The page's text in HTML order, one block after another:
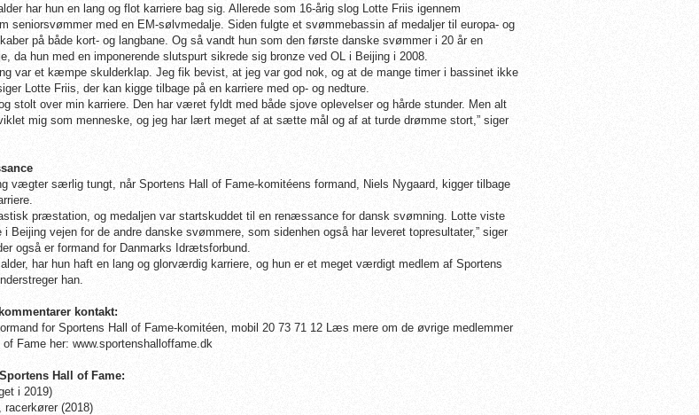
har hun en lang og flot karriere bag sig. Allerede som 16-årig slog Lotte Friis igennem
seniorsvømmer med en EM-sølvmedalje. Siden fulgte et svømmebassin af medaljer til europa- og
på både kort- og langbane. Og så vandt hun som den første danske svømmer i 20 år en
da hun med en imponerende slutspurt sikrede sig bronze ved OL i Beijing i 2008.
var et kæmpe skulderklap. Jeg fik bevist, at jeg var god nok, og at de mange timer i bassinet ikke
Lotte Friis, der kan kigge tilbage på en karriere med op- og nedture.
stolt over min karriere. Den har været fyldt med både sjove oplevelser og hårde stunder. Men alt
mig som menneske, og jeg har lært meget af at sætte mål og af at turde drømme stort,” siger
vægter særlig tungt, når Sportens Hall of Fame-komitéens formand, Niels Nygaard, kigger tilbage
præstation, og medaljen var startskuddet til en renæssance for dansk svømning. Lotte viste
i Beijing vejen for de andre danske svømmere, som sidenhen også har leveret topresultater,” siger
også er formand for Danmarks Idrætsforbund.
alder, har hun haft en lang og glorværdig karriere, og hun er et meget værdigt medlem af Sportens
han.
kontakt:
for Sportens Hall of Fame-komitéen, mobil 20 73 71 12 Læs mere om de øvrige medlemmer
Fame her: www.sportenshalloffame.dk
Hall of Fame:
i 2019)
racerkører (2018)